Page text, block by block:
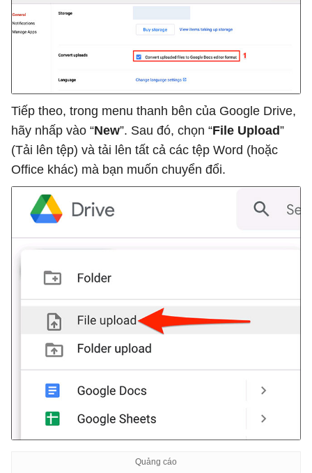
Tiếp theo, trong menu thanh bên của Google Drive,
hãy nhấp vào “New”. Sau đó, chọn “File Upload”
(Tải lên tệp) và tải lên tất cả các tệp Word (hoặc
Office khác) mà bạn muốn chuyển đổi.